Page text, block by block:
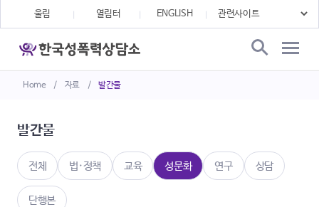
Home / 자료 / 발간물
울림 열림터 ENGLISH
발간물
전체 법·정책 교육 성문화 연구 상담
단행본